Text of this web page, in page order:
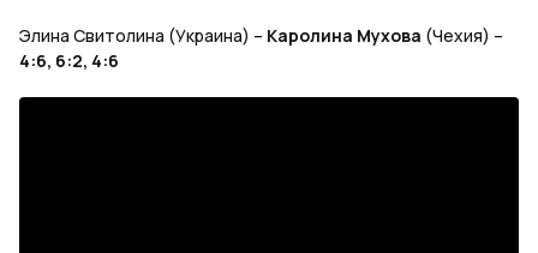
Элина Свитолина (Украина) – Каролина Мухова (Чехия) –
4:6, 6:2, 4:6